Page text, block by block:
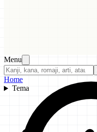
Menu
Home
Tema